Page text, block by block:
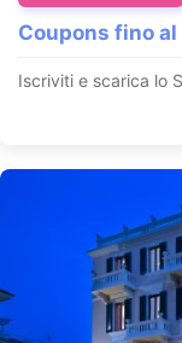
Coupons fino
Iscriviti e scarica lo